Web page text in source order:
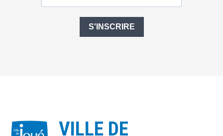
S'INSCRIRE
VILLE DE